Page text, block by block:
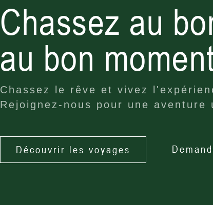
Chassez au
au bon
Chassez le rêve et vivez
Rejoignez-nous pour une aventure
Découvrir les voyages